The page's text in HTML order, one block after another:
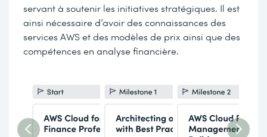
servant à soutenir les initiatives stratégiques. Il est
ainsi nécessaire d’avoir des connaissances des
services AWS et des modèles de prix ainsi que des
compétences en analyse financière.